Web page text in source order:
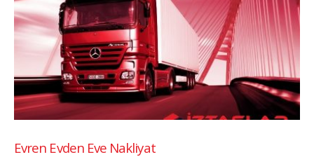
Evren Evden Eve Nakliyat